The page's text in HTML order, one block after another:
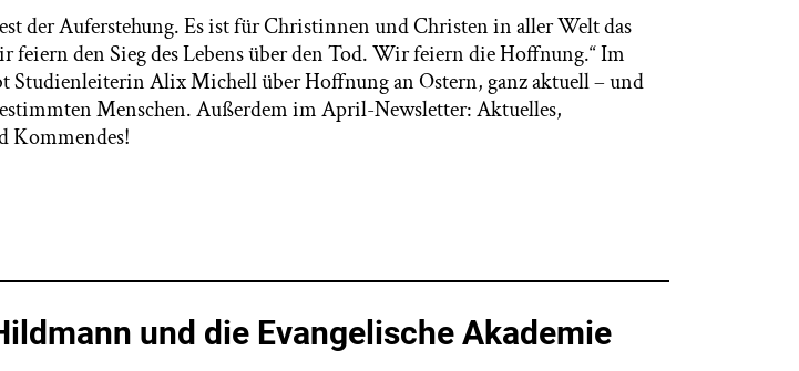
der Auferstehung. Es ist für Christinnen und Christen in aller Welt das
feiern den Sieg des Lebens über den Tod. Wir feiern die Hoffnung.“ Im
Studienleiterin Alix Michell über Hoffnung an Ostern, ganz aktuell – und
Menschen. Außerdem im April-Newsletter: Aktuelles,
Kommendes!
und die Evangelische Akademie